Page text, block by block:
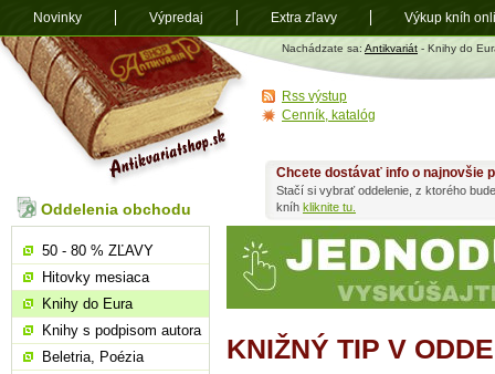
Antikvariát
shop.sk
Nachádzate sa: Antikvariát - Knihy do
KNIŽNÝ TIP V
Chcete dostávať info o najnovšie
Stačí si vybrať oddelenie, z ktorého
kníh kliknite tu.
Oddelenia obchodu
50 - 80 % ZĽAVY
Hitovky mesiaca
Knihy do Eura
Knihy s podpisom autora
Beletria, Poézia
Rss výstup
Cenník, katalóg
Novinky Výpredaj Extra zľavy Výkup kníh